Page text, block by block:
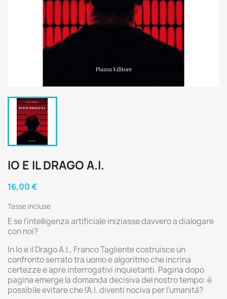
IO E IL DRAGO A.I.
16,00 €
Tasse incluse
E se l’intelligenza artificiale iniziasse davvero a dialogare
con noi?
In Io e il Drago A.I., Franco Tagliente costruisce un
confronto serrato tra uomo e algoritmo che incrina
certezze e apre interrogativi inquietanti. Pagina dopo
pagina emerge la domanda decisiva del nostro tempo: è
possibile evitare che l’A.I. diventi nociva per l’umanità?